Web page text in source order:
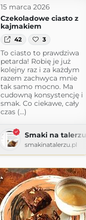
15 marca 2026
Czekoladowe ciasto z
kajmakiem
42 3
To ciasto to prawdziwa
petarda! Robię je już
kolejny raz i za każdym
razem zachwyca mnie
tak samo mocno. Ma
cudowną konsystencję i
smak. Co ciekawe, cały
czas (...)
Smaki na talerzu
smakinatalerzu.pl